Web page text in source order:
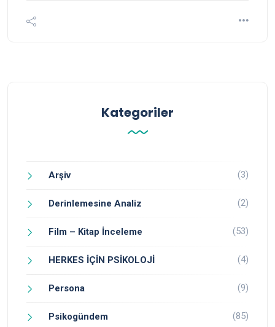
Kategoriler
Arşiv (3)
Derinlemesine Analiz (2)
Film – Kitap İnceleme (53)
HERKES İÇİN PSİKOLOJİ (4)
Persona (9)
Psikogündem (85)